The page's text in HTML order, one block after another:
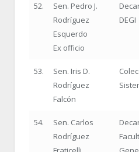
52.
Sen. Pedro J.
Rodríguez
Esquerdo
Ex officio
DEGI
53.
Sen. Iris D.
Rodríguez
Falcón
54.
Sen. Carlos
Rodríguez